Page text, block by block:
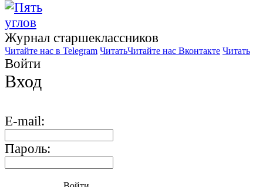
Журнал старшекласcников
Читайте нас в Telegram ЧитатьЧитайте нас Вконтакте Читать
Войти
Вход
E-mail:
Пароль: